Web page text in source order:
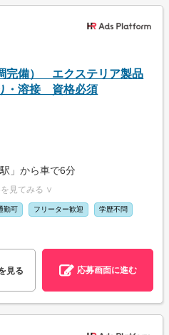
完備） エクステリア製品
・溶接 資格必須
」から車で6分
見てみる ∨
勤可 フリーター歓迎 学歴不問
見る 応募画面に進む